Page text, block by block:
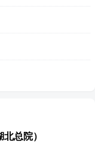
总院）